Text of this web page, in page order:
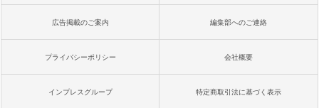
広告掲載のご案内 編集部へのご連絡
プライバシーポリシー 会社概要
インプレスグループ 特定商取引法に基づく表示